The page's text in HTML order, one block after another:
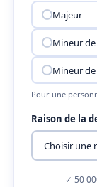
Majeur
Mineur de
Mineur de
Pour une
Raison de la
✓ 50